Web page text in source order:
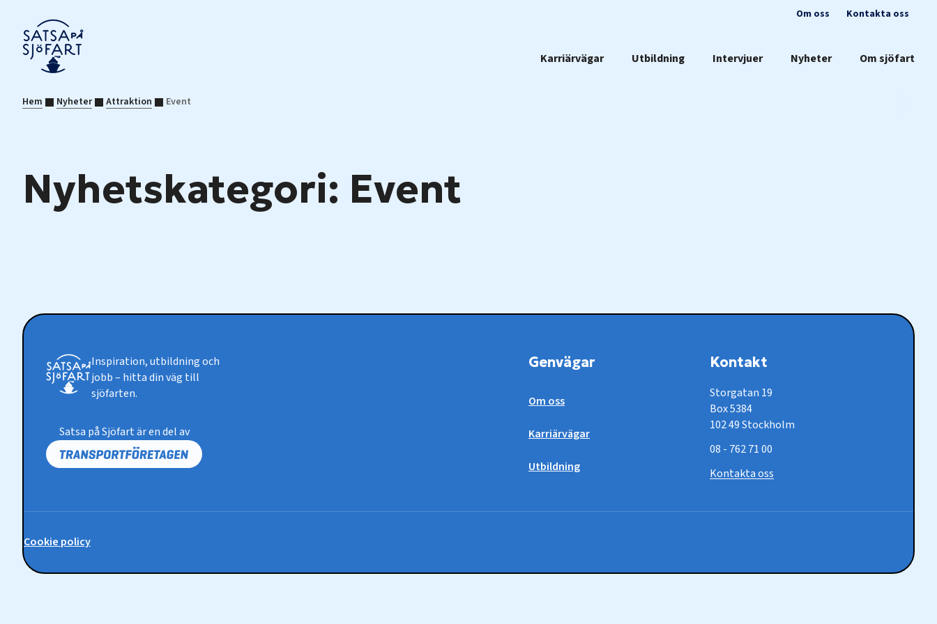
Om oss Kontakta oss
Karriärvägar Utbildning Intervjuer Nyheter Om sjöfart
Hem Nyheter Attraktion Event
Nyhetskategori: Event
Inspiration, utbildning och
jobb – hitta din väg till
sjöfarten.
Satsa på Sjöfart är en del av
Genvägar
Om oss
Karriärvägar
Utbildning
Kontakt
Storgatan 19
Box 5384
102 49 Stockholm
08 - 762 71 00
Kontakta oss
Policy-
länkar
Cookie policy